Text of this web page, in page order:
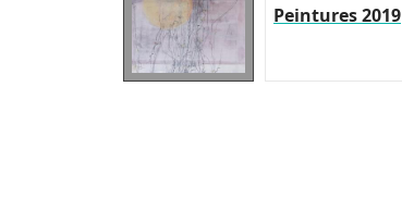
Peintures 2019